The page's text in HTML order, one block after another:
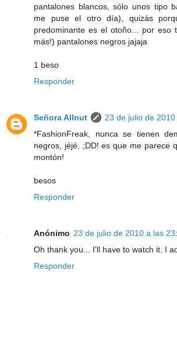
pantalones blancos, sólo unos tipo
me puse el otro día), quizás
predominante es el otoño... por
más!) pantalones negros jajaja
1 beso
Responder
Señora Allnut
23 de julio de
*FashionFreak, nunca se tienen
negros, jéjé, ;DD! es que me parece
montón!
besos
Responder
Anónimo 23 de julio de 2010 a las
Oh thank you... I'll have to watch it. I
Responder